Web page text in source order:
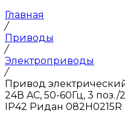
Главная
/
Приводы
/
Электроприводы
/
Привод
24В AC, 50-60Гц, 3 поз./
IP42 Ридан 082H0215R